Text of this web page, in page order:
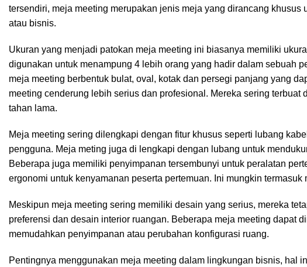
tersendiri, meja meeting merupakan jenis meja yang dirancang
atau bisnis.
Ukuran yang menjadi patokan meja meeting ini biasanya memiliki
digunakan untuk menampung 4 lebih orang yang hadir dalam sebuah
meja meeting berbentuk bulat, oval, kotak dan persegi panjang yang
meeting cenderung lebih serius dan profesional. Mereka sering
tahan lama.
Meja meeting sering dilengkapi dengan fitur khusus seperti lubang
pengguna. Meja meting juga di lengkapi dengan lubang untuk
Beberapa juga memiliki penyimpanan tersembunyi untuk peralatan
ergonomi untuk kenyamanan peserta pertemuan. Ini mungkin
Meskipun meja meeting sering memiliki desain yang serius, mereka
preferensi dan desain interior ruangan. Beberapa meja meeting dapat
memudahkan penyimpanan atau perubahan konfigurasi ruang.
Pentingnya menggunakan meja meeting dalam lingkungan bisnis, hal